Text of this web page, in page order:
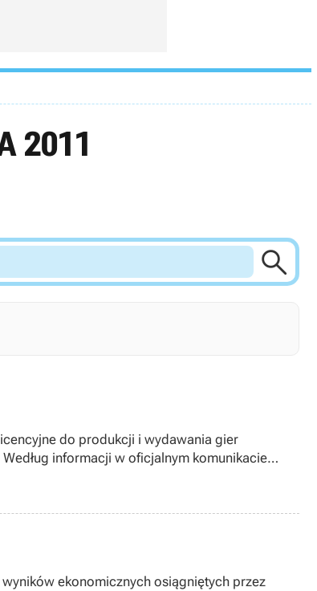
2011

do produkcji i wydawania gier
informacji w oficjalnym komunikacie
ekonomicznych osiągniętych przez